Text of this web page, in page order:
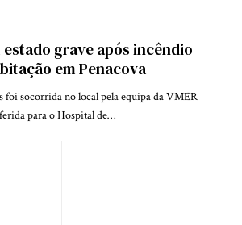
estado grave após incêndio
em Penacova
foi socorrida no local pela equipa da VMER
para o Hospital de…